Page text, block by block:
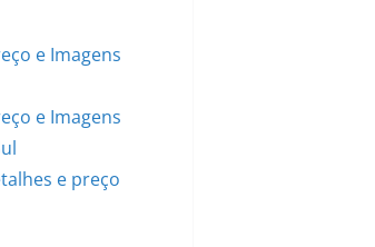
e Imagens
e Imagens
e preço